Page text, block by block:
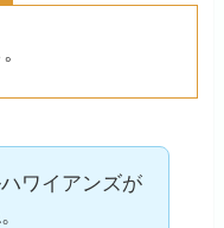
ワイアンズが